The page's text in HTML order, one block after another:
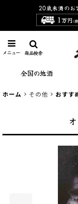
20歳未満のお
メニュー
全国の地酒
商品検索
ホーム > その他 > おすす